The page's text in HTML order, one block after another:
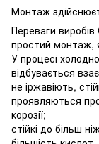
Монтаж
Переваги
простий монтаж,
У процесі
відбувається
не іржавіють,
проявляються
корозії;
стійкі до більш